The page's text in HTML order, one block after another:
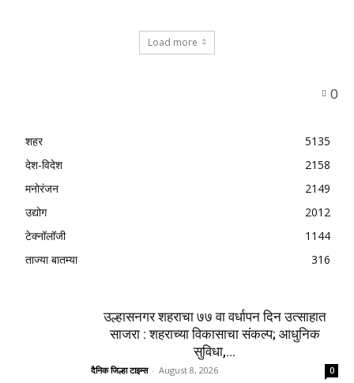
Load more
0
शहर
5135
देश-विदेश
2158
मनोरंजन
2149
उद्योग
2012
टेक्नॉलॉजी
1144
ताज्या बातम्या
316
उल्हासनगर शहराचा ७७ वा वर्धापन दिन उत्साहात
साजरा : शहराच्या विकासाचा संकल्प; आधुनिक
सुविधा,...
दैनिक जिल्हा टाइम्स - August 8, 2026 0